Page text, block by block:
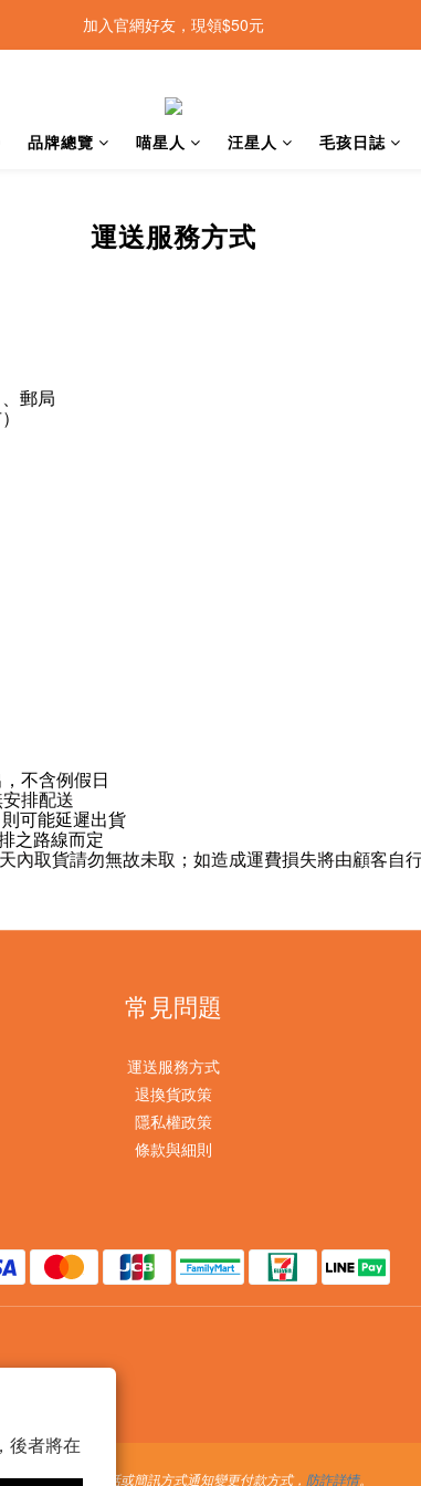
後者將在
加入官網好友，現領$50元
品牌總覽 喵星人 汪星人 毛孩日誌
運送服務方式
、郵局
不含例假日
排配送
可能延遲出貨
之路線而定
天內取貨請勿無故未取；如造成運費損失將由顧客自
常見問題
運送服務方式
退換貨政策
隱私權政策
條款與細則
，我們不會以電話或簡訊方式通知變更付款方式， 防詐詳情。